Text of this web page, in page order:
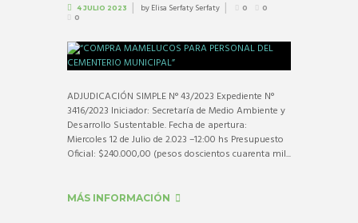
4 JULIO 2023 byElisa Serfaty Serfaty 0
0
0
ADJUDICACIÓN SIMPLE N° 43/2023 Expediente N°
3416/2023 Iniciador: Secretaría de Medio Ambiente y
Desarrollo Sustentable. Fecha de apertura:
Miercoles 12 de Julio de 2.023 –12:00 hs Presupuesto
Oficial: $240.000,00 (pesos doscientos cuarenta mil...
MÁS INFORMACIÓN